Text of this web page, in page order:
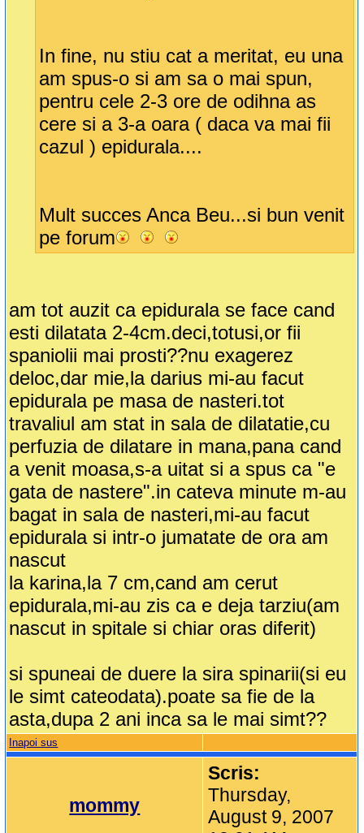
In fine, nu stiu cat a meritat, eu una
am spus-o si am sa o mai spun,
pentru cele 2-3 ore de odihna as
cere si a 3-a oara ( daca va mai fii
cazul ) epidurala....
Mult succes Anca Beu...si bun venit
pe forum
am tot auzit ca epidurala se face cand
esti dilatata 2-4cm.deci,totusi,or fii
spaniolii mai prosti??nu exagerez
deloc,dar mie,la darius mi-au facut
epidurala pe masa de nasteri.tot
travaliul am stat in sala de dilatatie,cu
perfuzia de dilatare in mana,pana cand
a venit moasa,s-a uitat si a spus ca "e
gata de nastere".in cateva minute m-au
bagat in sala de nasteri,mi-au facut
epidurala si intr-o jumatate de ora am
nascut
la karina,la 7 cm,cand am cerut
epidurala,mi-au zis ca e deja tarziu(am
nascut in spitale si chiar oras diferit)
si spuneai de duere la sira spinarii(si eu
le simt cateodata).poate sa fie de la
asta,dupa 2 ani inca sa le mai simt??
Inapoi sus
mommy
Scris:
Thursday,
August 9, 2007